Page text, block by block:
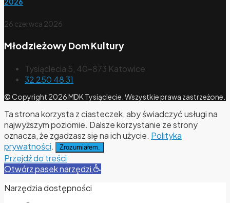
26 czerwca 2026
Młodzieżowy Dom Kultury
Tysiąclecia 5, 40-873 Katowice
32 250 48 31
© Copyright 2026 MDK Tysiąclecie. Wszystkie prawa zastrzeżone.
Ta strona korzysta z ciasteczek, aby świadczyć usługi na
najwyższym poziomie. Dalsze korzystanie ze strony
oznacza, że zgadzasz się na ich użycie. Polityka
prywatności. Zrozumiałem.
Przejdź do treści
Otwórz pasek narzędzi
Narzędzia dostępności